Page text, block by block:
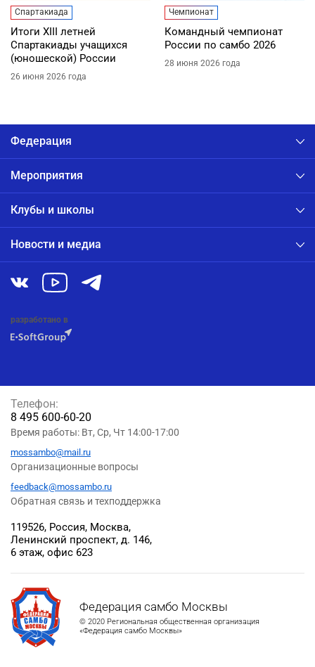
Спартакиада
Итоги XIII летней
Спартакиады учащихся
(юношеской) России
26 июня 2026 года
Чемпионат
Командный чемпионат
России по самбо 2026
28 июня 2026 года
Федерация
Мероприятия
Клубы и школы
Новости и медиа
разработано в
Федерация самбо Москвы
© 2020 Региональная общественная организация
«Федерация самбо Москвы»
119526, Россия, Москва,
Ленинский проспект, д. 146,
6 этаж, офис 623
Телефон:
8 495 600-60-20
Время работы: Вт, Ср, Чт 14:00-17:00
mossambo@mail.ru
Организационные вопросы
feedback@mossambo.ru
Обратная связь и техподдержка